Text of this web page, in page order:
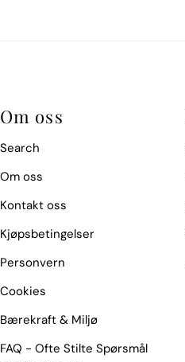
Om oss
Search
Om oss
Kontakt oss
Kjøpsbetingelser
Personvern
Cookies
Bærekraft & Miljø
FAQ - Ofte Stilte Spørsmål